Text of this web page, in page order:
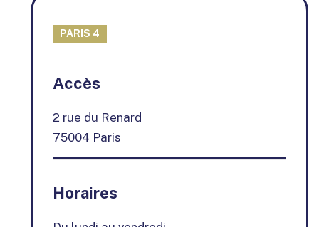
PARIS 4
−
Accès
2 rue du Renard
75004 Paris
Horaires